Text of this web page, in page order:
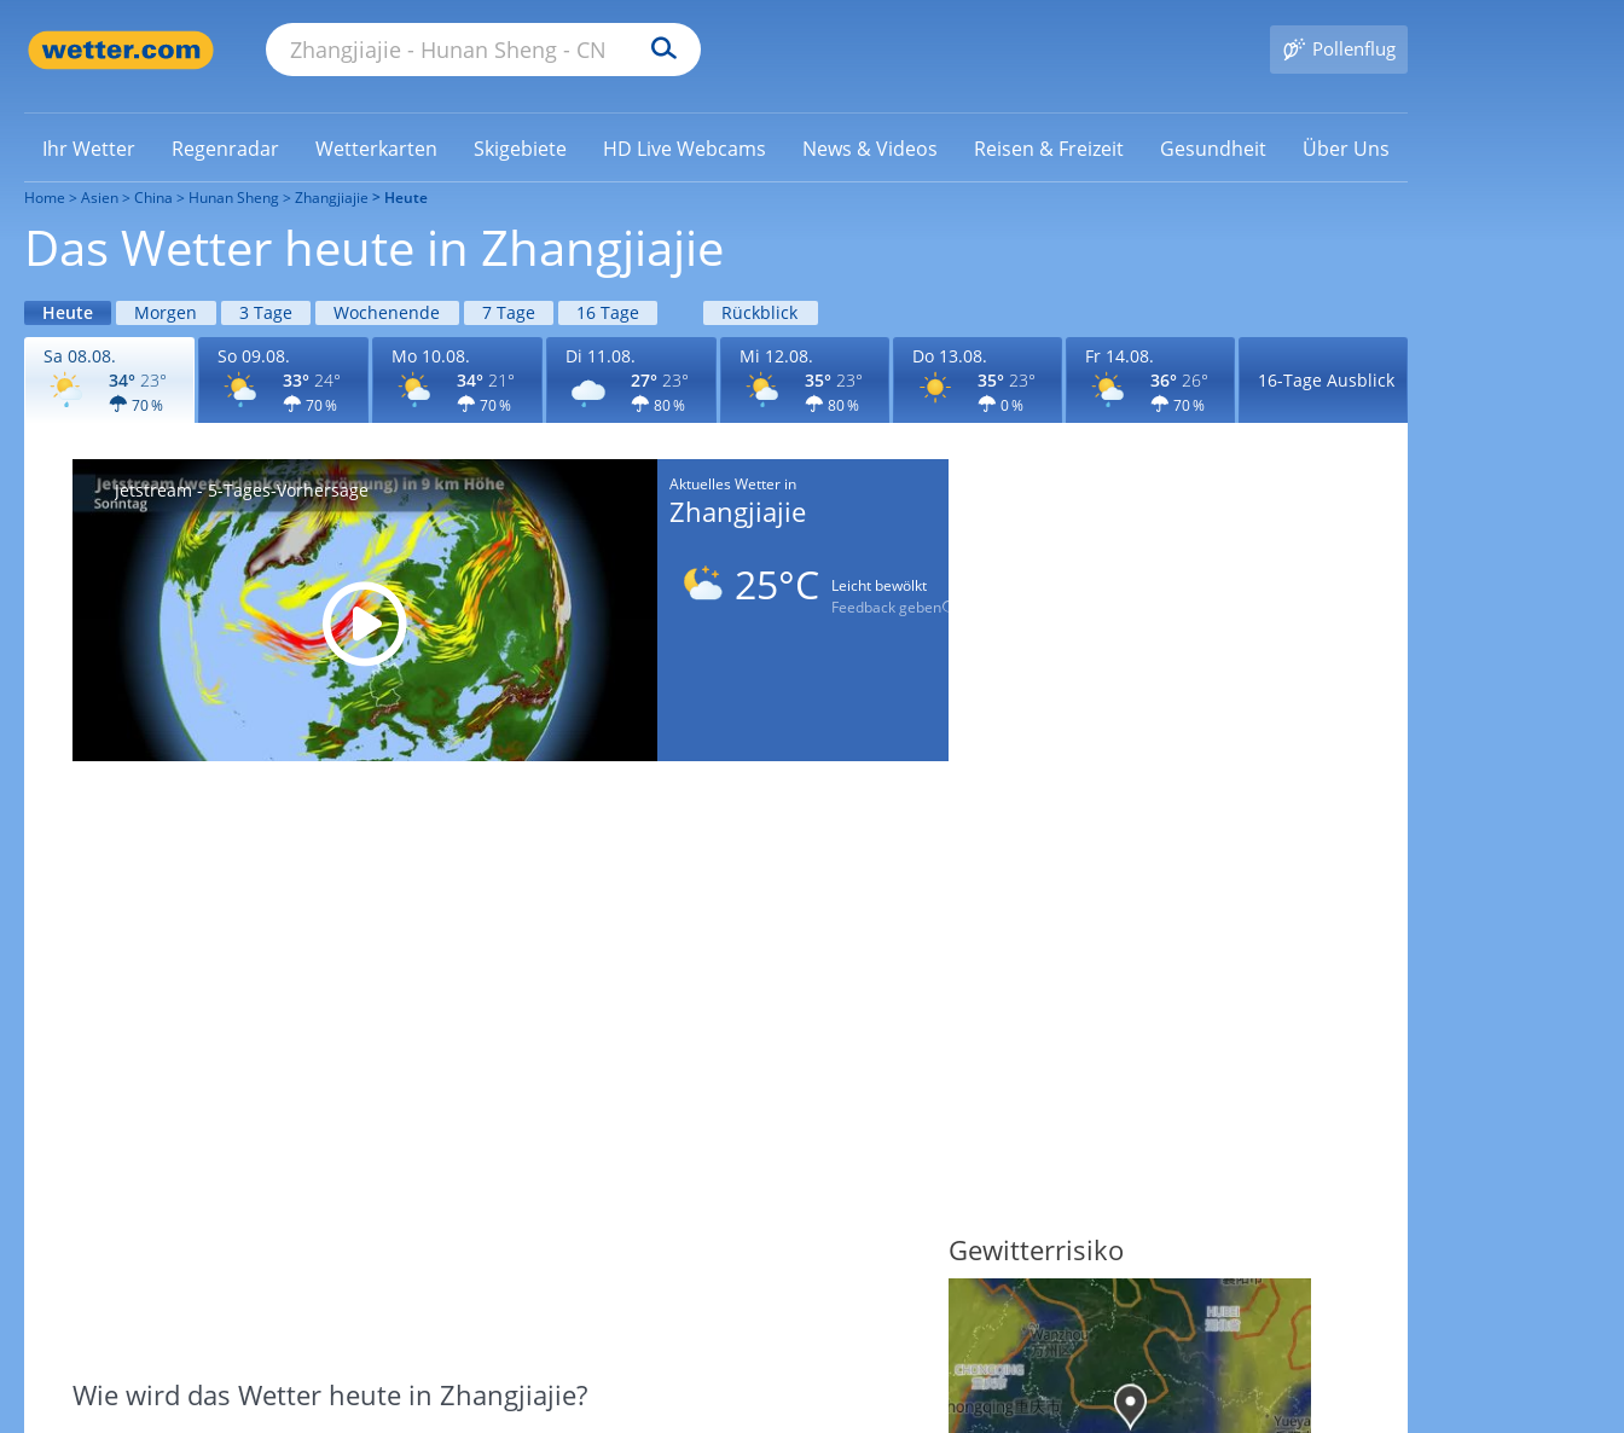
Pollenflug
Ihr Wetter Regenradar Wetterkarten Skigebiete HD Live Webcams News & Videos Reisen & Freizeit Gesundheit Über Uns
Home Asien China Hunan Sheng Zhangjiajie Heute
Das Wetter heute in Zhangjiajie
Heute Morgen 3 Tage Wochenende 7 Tage 16 Tage
Rückblick
Sa 08.08.
34° 23°
70 %
So 09.08.
33° 24°
70 %
Mo 10.08.
34° 21°
70 %
Di 11.08.
27° 23°
80 %
Mi 12.08.
35° 23°
80 %
Do 13.08.
35° 23°
0 %
Fr 14.08.
36° 26°
70 %
16-Tage Ausblick
Jetstream - 5-Tages-Vorhersage Aktuelles Wetter in
Zhangjiajie
25°C
Leicht bewölkt
Feedback geben
Wie wird das Wetter heute in Zhangjiajie?
Gewitterrisiko